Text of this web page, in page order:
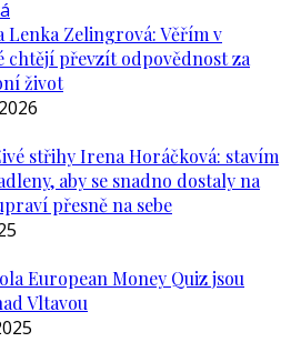
Lenka Zelingrová: Věřím v
chtějí převzít odpovědnost za
život
střihy Irena Horáčková: stavím
aby se snadno dostaly na
přesně na sebe
European Money Quiz jsou
Vltavou